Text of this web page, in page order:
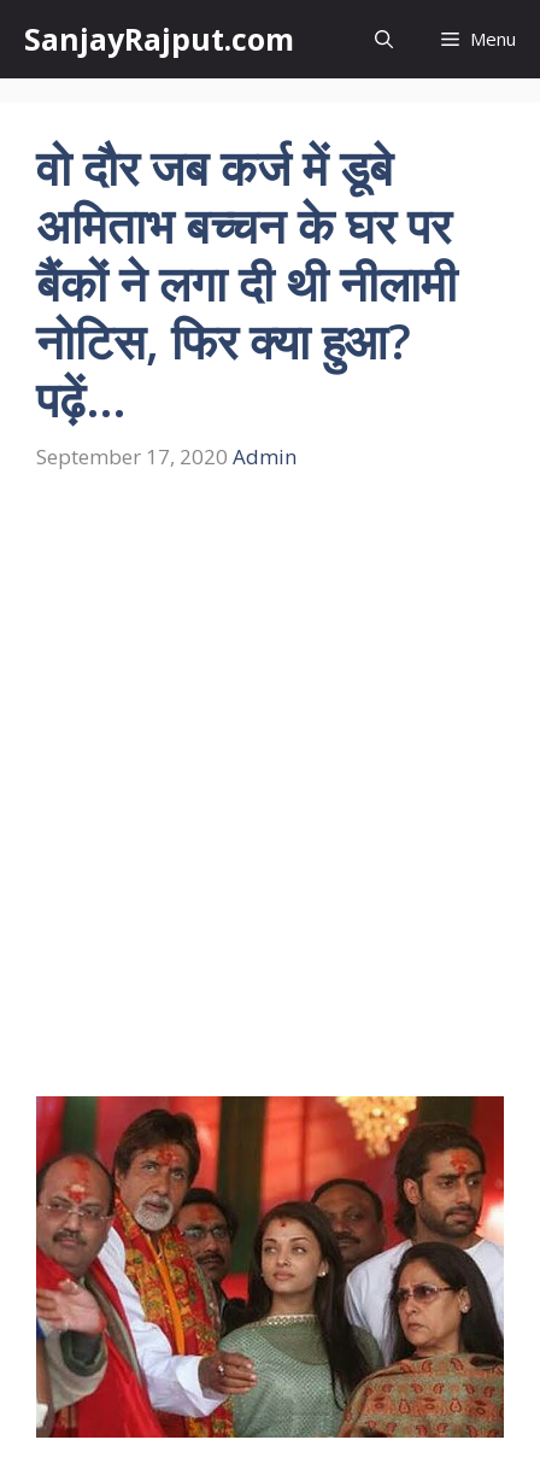
content
SanjayRajput.com Menu
वो दौर जब कर्ज में डूबे
अमिताभ बच्चन के घर पर
बैंकों ने लगा दी थी नीलामी
नोटिस, फिर क्या हुआ?
पढ़ें…
September 17, 2020 Admin